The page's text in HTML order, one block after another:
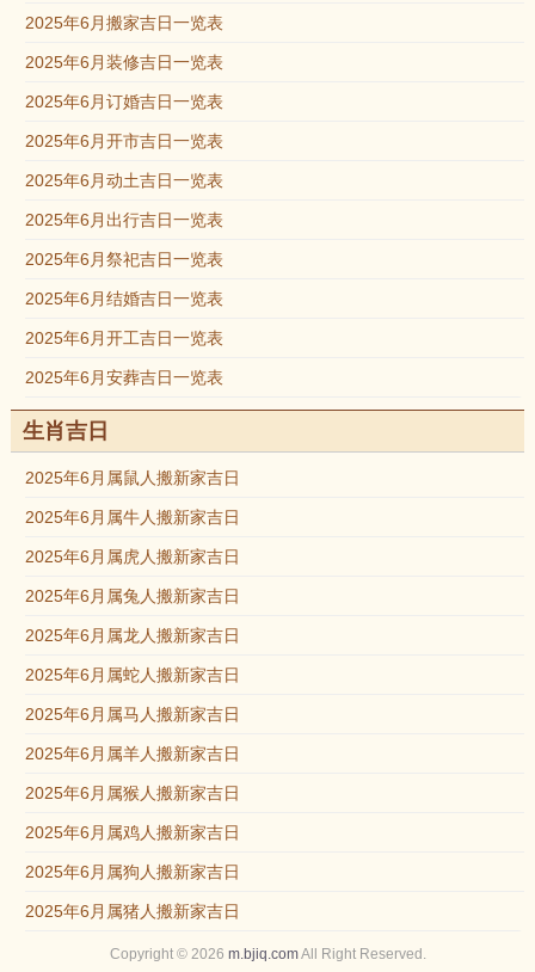
2025年6月搬家吉日一览表
2025年6月装修吉日一览表
2025年6月订婚吉日一览表
2025年6月开市吉日一览表
2025年6月动土吉日一览表
2025年6月出行吉日一览表
2025年6月祭祀吉日一览表
2025年6月结婚吉日一览表
2025年6月开工吉日一览表
2025年6月安葬吉日一览表
生肖吉日
2025年6月属鼠人搬新家吉日
2025年6月属牛人搬新家吉日
2025年6月属虎人搬新家吉日
2025年6月属兔人搬新家吉日
2025年6月属龙人搬新家吉日
2025年6月属蛇人搬新家吉日
2025年6月属马人搬新家吉日
2025年6月属羊人搬新家吉日
2025年6月属猴人搬新家吉日
2025年6月属鸡人搬新家吉日
2025年6月属狗人搬新家吉日
2025年6月属猪人搬新家吉日
Copyright © 2026 m.bjiq.comAll Right Reserved.